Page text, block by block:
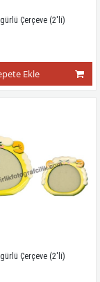
Çerçeve (2'li)
Ekle
Çerçeve (2'li)